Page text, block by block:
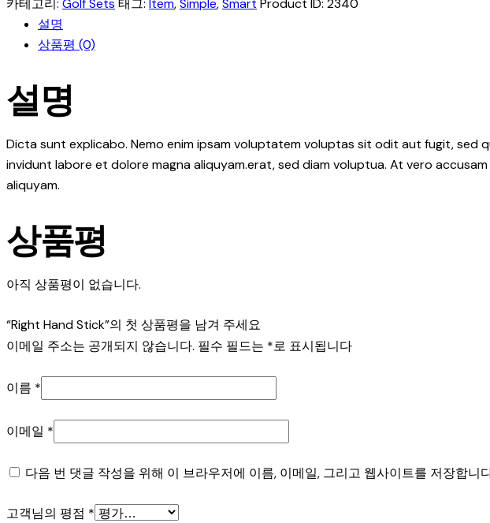
카테고리: Golf Sets 태그: Item,Simple,Smart Product ID: 2340
설명
상품평 (0)
설명
Dicta sunt explicabo. Nemo enim ipsam voluptatem voluptas sit odit aut fugit, sed
invidunt labore et dolore magna aliquyam.erat, sed diam voluptua. At vero
aliquyam.
상품평
아직 상품평이 없습니다.
“Right Hand Stick”의 첫 상품평을 남겨 주세요
이메일 주소는 공개되지 않습니다. 필수 필드는 *로 표시됩니다
이름 *
이메일 *
다음 번 댓글 작성을 위해 이 브라우저에 이름, 이메일, 그리고 웹사이트를 저장합니
고객님의 평점 *